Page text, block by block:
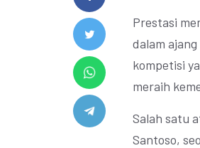
Prestasi
dalam
kompetisi
meraih
Salah satu
Santoso,